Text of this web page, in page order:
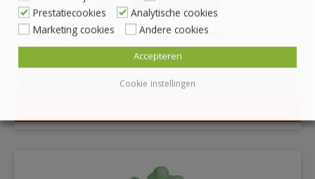
DETAILS
Omsnoeringsband PET groen diverse
formaten
Prestatiecookies
Analytische cookies
Marketing cookies
Andere cookies
Cookie instellingen
Accepteren